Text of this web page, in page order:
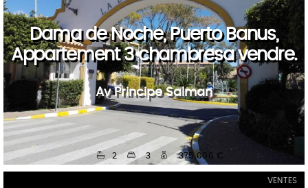
Dama de Noche, Puerto Banus,
Appartement 3 chambresa vendre.
Av Principe Salman
2 3 375.000 €
VENTES